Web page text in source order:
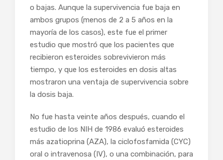
o bajas. Aunque la supervivencia fue baja en
ambos grupos (menos de 2 a 5 años en la
mayoría de los casos), este fue el primer
estudio que mostró que los pacientes que
recibieron esteroides sobrevivieron más
tiempo, y que los esteroides en dosis altas
mostraron una ventaja de supervivencia sobre
la dosis baja.
No fue hasta veinte años después, cuando el
estudio de los NIH de 1986 evaluó esteroides
más azatioprina (AZA), la ciclofosfamida (CYC)
oral o intravenosa (IV), o una combinación, para